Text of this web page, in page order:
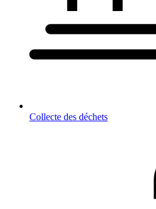
Collecte des déchets